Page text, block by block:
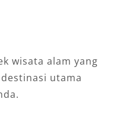
wisata alam yang
utama